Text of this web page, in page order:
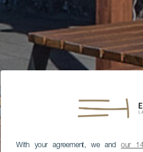
With your agreement, we andour